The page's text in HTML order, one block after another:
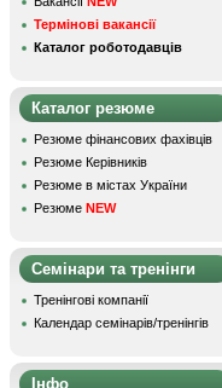
Термінові вакансії
Каталог роботодавців
Каталог резюме
Резюме фінансових фахівців
Резюме Керівників
Резюме в містах України
Резюме NEW
Семінари та тренінги
Тренінгові компанії
Календар семінарів/тренінгів
Інфо